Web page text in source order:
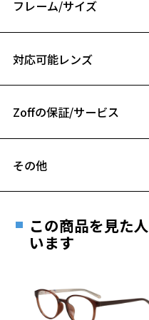
お気に入
男女それぞれに合うベーシック
りポイント。
フレーム/サイズ
B ブリッジ(鼻部分)の横幅：
対応可能レンズ
フレームとレンズ
Zoffの保証/サービス
安心1 フレーム１
きます。
※保証期間内に交換が行わ
その他
ご希望のお客さまは、「レ
最寄りのZoff実店舗にてレ
※サングラスやパッケージ
談ください。
この商品を見た
います